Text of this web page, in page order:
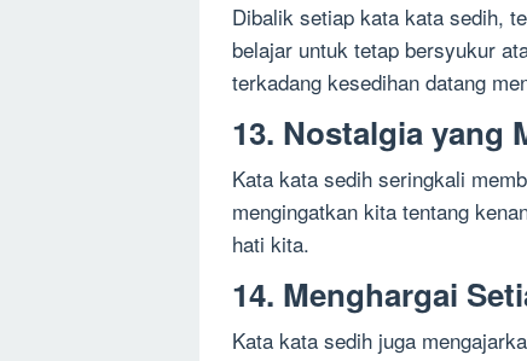
Dibalik setiap kata kata sedih,
belajar untuk tetap bersyukur
terkadang kesedihan datang
13. Nostalgia yang
Kata kata sedih seringkali
mengingatkan kita tentang
hati kita.
14. Menghargai
Kata kata sedih juga